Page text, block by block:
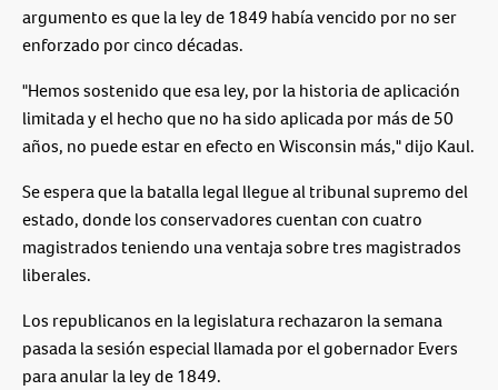
argumento es que la ley de 1849 había vencido por no ser
enforzado por cinco décadas.
"Hemos sostenido que esa ley, por la historia de aplicación
limitada y el hecho que no ha sido aplicada por más de 50
años, no puede estar en efecto en Wisconsin más," dijo Kaul.
Se espera que la batalla legal llegue al tribunal supremo del
estado, donde los conservadores cuentan con cuatro
magistrados teniendo una ventaja sobre tres magistrados
liberales.
Los republicanos en la legislatura rechazaron la semana
pasada la sesión especial llamada por el gobernador Evers
para anular la ley de 1849.